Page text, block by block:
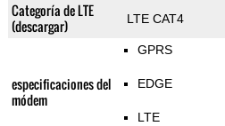
Categoría de LTE
(descargar)
LTE CAT4
especificaciones del
módem
GPRS
EDGE
LTE